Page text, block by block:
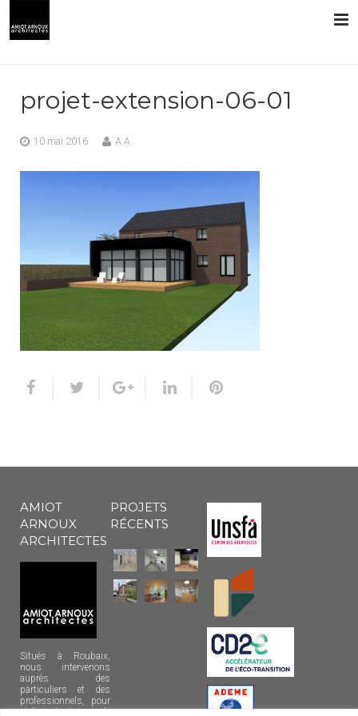
PRESTATIONS
projet-extension-06-01
10 mai 2016 A A
AMIOT
ARNOUX
ARCHITECTES
Situés à Roubaix,
nous intervenons
auprès des
particuliers et des
professionnels, pour
réaliser tout type de
PROJETS
RÉCENTS